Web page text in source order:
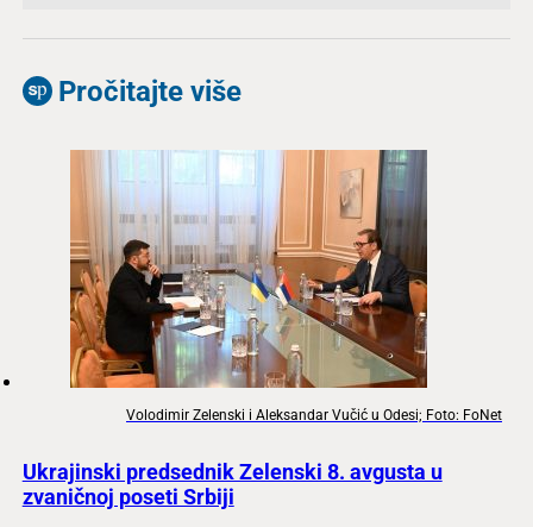
Pročitajte više
Volodimir Zelenski i Aleksandar Vučić u Odesi; Foto: FoNet
Ukrajinski predsednik Zelenski 8. avgusta u
zvaničnoj poseti Srbiji